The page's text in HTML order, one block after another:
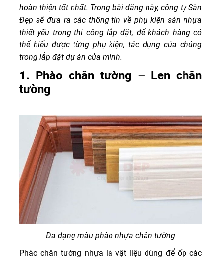
hoàn thiện tốt nhất. Trong bài đăng này, công ty Sàn
Đẹp sẽ đưa ra các thông tin về phụ kiện sàn nhựa
thiết yếu trong thi công lắp đặt, để khách hàng có
thể hiểu được từng phụ kiện, tác dụng của chúng
trong lắp đặt dự án của mình.
1. Phào chân tường – Len chân
tường
Đa dạng màu phào nhựa chân tường
Phào chân tường nhựa là vật liệu dùng để ốp các